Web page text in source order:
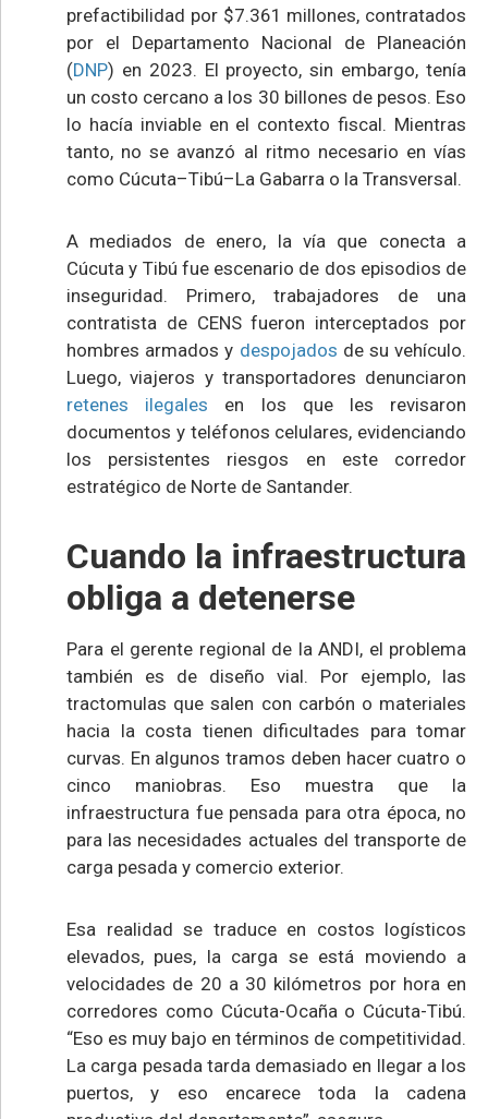
prefactibilidad por $7.361 millones, contratados
por el Departamento Nacional de Planeación
(DNP) en 2023. El proyecto, sin embargo, tenía
un costo cercano a los 30 billones de pesos. Eso
lo hacía inviable en el contexto fiscal. Mientras
tanto, no se avanzó al ritmo necesario en vías
como Cúcuta–Tibú–La Gabarra o la Transversal.
A mediados de enero, la vía que conecta a
Cúcuta y Tibú fue escenario de dos episodios de
inseguridad. Primero, trabajadores de una
contratista de CENS fueron interceptados por
hombres armados y despojados de su vehículo.
Luego, viajeros y transportadores denunciaron
retenes ilegales en los que les revisaron
documentos y teléfonos celulares, evidenciando
los persistentes riesgos en este corredor
estratégico de Norte de Santander.
Cuando la infraestructura
obliga a detenerse
Para el gerente regional de la ANDI, el problema
también es de diseño vial. Por ejemplo, las
tractomulas que salen con carbón o materiales
hacia la costa tienen dificultades para tomar
curvas. En algunos tramos deben hacer cuatro o
cinco maniobras. Eso muestra que la
infraestructura fue pensada para otra época, no
para las necesidades actuales del transporte de
carga pesada y comercio exterior.
Esa realidad se traduce en costos logísticos
elevados, pues, la carga se está moviendo a
velocidades de 20 a 30 kilómetros por hora en
corredores como Cúcuta-Ocaña o Cúcuta-Tibú.
“Eso es muy bajo en términos de competitividad.
La carga pesada tarda demasiado en llegar a los
puertos, y eso encarece toda la cadena